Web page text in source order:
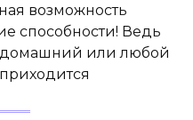
возможность
способности! Ведь
домашний или любой